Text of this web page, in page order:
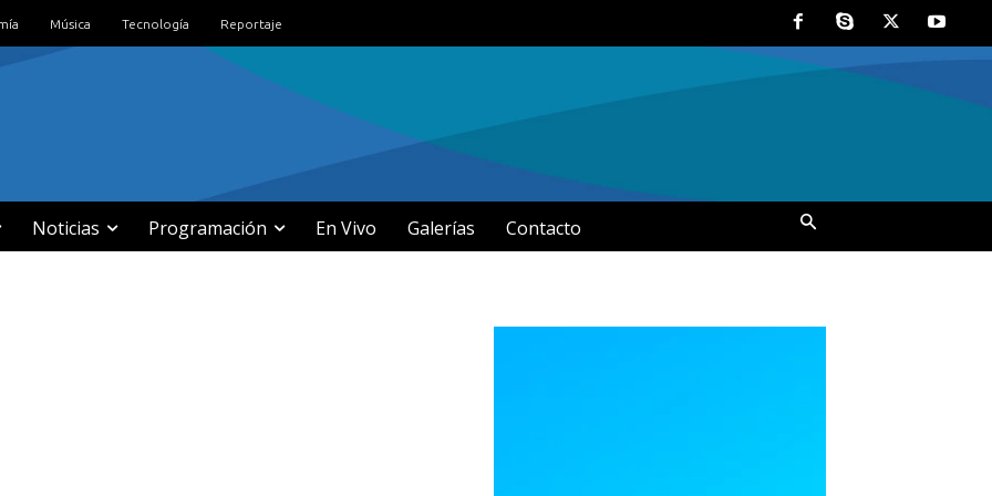
Música Tecnología Reportaje
Noticias Programación En Vivo Galerías Contacto